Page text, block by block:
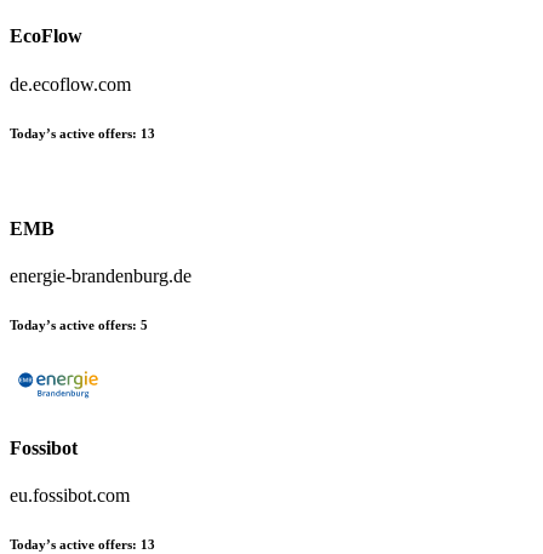
EcoFlow
de.ecoflow.com
Today’s active offers: 13
EMB
energie-brandenburg.de
Today’s active offers: 5
Fossibot
eu.fossibot.com
Today’s active offers: 13